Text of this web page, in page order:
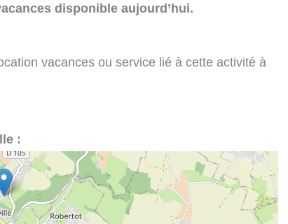
disponible aujourd’hui.
vacances ou service lié à cette activité à
: